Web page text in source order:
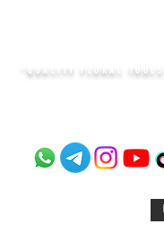
"QUALITY FLORAL